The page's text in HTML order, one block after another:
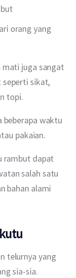
orang yang
mati juga sangat
seperti sikat,
topi.
beberapa waktu
pakaian.
rambut dapat
salah satu
bahan alami
telurnya yang
sia-sia.